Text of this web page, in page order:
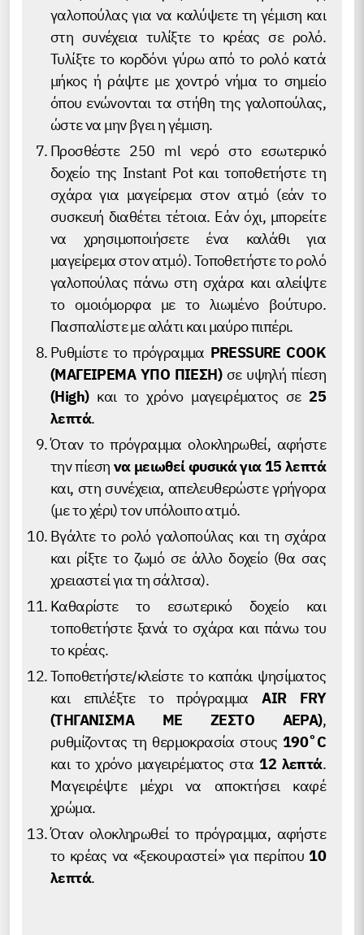
γαλοπούλας για να καλύψετε τη γέμιση και
στη συνέχεια τυλίξτε το κρέας σε ρολό.
Τυλίξτε το κορδόνι γύρω από το ρολό κατά
μήκος ή ράψτε με χοντρό νήμα το σημείο
όπου ενώνονται τα στήθη της γαλοπούλας,
ώστε να μην βγει η γέμιση.
Προσθέστε 250 ml νερό στο εσωτερικό
δοχείο της Instant Pot και τοποθετήστε τη
σχάρα για μαγείρεμα στον ατμό (εάν το
συσκευή διαθέτει τέτοια. Εάν όχι, μπορείτε
να χρησιμοποιήσετε ένα καλάθι για
μαγείρεμα στον ατμό). Τοποθετήστε το ρολό
γαλοπούλας πάνω στη σχάρα και αλείψτε
το ομοιόμορφα με το λιωμένο βούτυρο.
Πασπαλίστε με αλάτι και μαύρο πιπέρι.
Ρυθμίστε το πρόγραμμα PRESSURE COOK
(ΜΑΓΕΙΡΕΜΑ ΥΠΟ ΠΙΕΣΗ)σε υψηλή πίεση
(High)και το χρόνο μαγειρέματος σε 25
λεπτά.
Όταν το πρόγραμμα ολοκληρωθεί, αφήστε
την πίεση να μειωθεί φυσικά για 15 λεπτά
και, στη συνέχεια, απελευθερώστε γρήγορα
(με το χέρι) τον υπόλοιπο ατμό.
Βγάλτε το ρολό γαλοπούλας και τη σχάρα
και ρίξτε το ζωμό σε άλλο δοχείο (θα σας
χρειαστεί για τη σάλτσα).
Καθαρίστε το εσωτερικό δοχείο και
τοποθετήστε ξανά το σχάρα και πάνω του
το κρέας.
Τοποθετήστε/κλείστε το καπάκι ψησίματος
και επιλέξτε το πρόγραμμαAIR FRY
(ΤΗΓΑΝΙΣΜΑ ΜΕ ΖΕΣΤΟ ΑΕΡΑ),
ρυθμίζοντας τη θερμοκρασία στους 190˚C
και το χρόνο μαγειρέματος στα 12 λεπτά.
Μαγειρέψτε μέχρι να αποκτήσει καφέ
χρώμα.
Όταν ολοκληρωθεί το πρόγραμμα, αφήστε
το κρέας να «ξεκουραστεί» για περίπου 10
λεπτά.